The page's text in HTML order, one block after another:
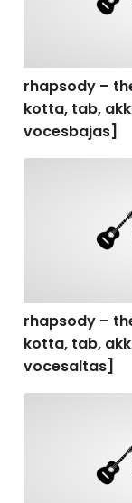
rhapsody –
kotta, tab,
vocesbajas]
rhapsody –
kotta, tab,
vocesaltas]